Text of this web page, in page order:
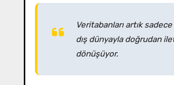
Veritabanları artık
dış dünyayla doğrudan
dönüşüyor.